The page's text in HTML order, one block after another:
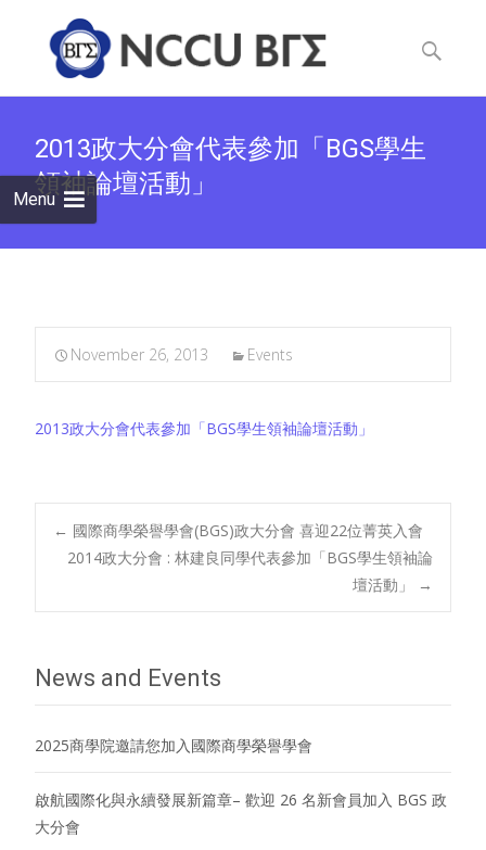
Menu
to
content
Search
2013政大分會代表參加「BGS學生
領袖論壇活動」
November 26, 2013 Events
2013政大分會代表參加「BGS學生領袖論壇活動」
Post
navigation
← 國際商學榮譽學會(BGS)政大分會 喜迎22位菁英入會
2014政大分會 : 林建良同學代表參加「BGS學生領袖論
壇活動」
→
News and Events
2025商學院邀請您加入國際商學榮譽學會
啟航國際化與永續發展新篇章– 歡迎 26 名新會員加入 BGS 政
大分會